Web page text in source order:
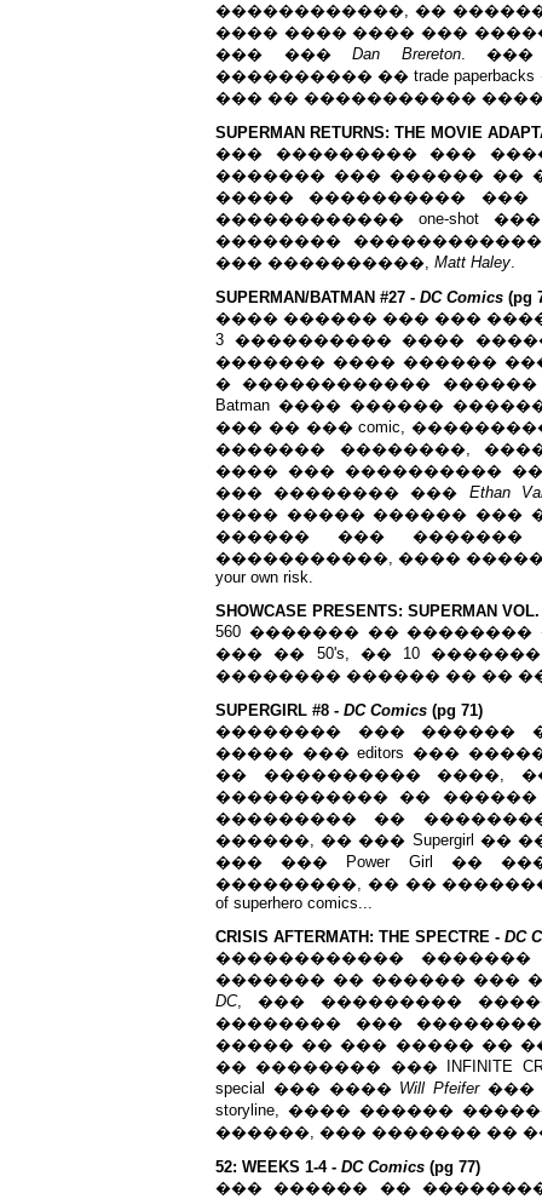
������������, ��
���� ���� ���� ���
��� ��� Dan Brereton. ���
���������� �� trade
��� �� �����������
SUPERMAN RETURNS: THE MOVIE
��� ��������� ���
������� ��� ������ ��
����� ����������
������������ one-shot
��������
��� ����������, Matt Haley.
SUPERMAN/BATMAN #27 - DC Comics (pg
���� ������ ��� ���
3 ���������� ����
������� ���� ������
� ������������ ������
Batman ���� ������
��� �� ��� comic,
������� ��������,
���� ��� ���������� ���
��� �������� ��� Ethan
���� ����� ������ ���
������ ��� �������
�����������, ����
your own risk.
SHOWCASE PRESENTS: SUPERMAN
560 ������� �� ��������
��� �� 50's, �� 10
�������� ������ �� ��
SUPERGIRL #8 - DC Comics (pg 71)
�������� ��� ������
����� ��� editors ���
�� ���������� ����,
����������� ��
��������� ��
������, �� ��� Supergirl
��� ��� Power Girl ��
���������, �� �� �������
of superhero comics...
CRISIS AFTERMATH: THE SPECTRE - DC
������������
������� �� ������ ���
DC, ��� ���������
�������� ���
����� �� ��� ����� ��
�� �������� ��� INFINITE
special ��� ���� Will Pfeifer���
storyline, ���� ������
������, ��� ������� ��
52: WEEKS 1-4 - DC Comics (pg 77)
��� ������ ��